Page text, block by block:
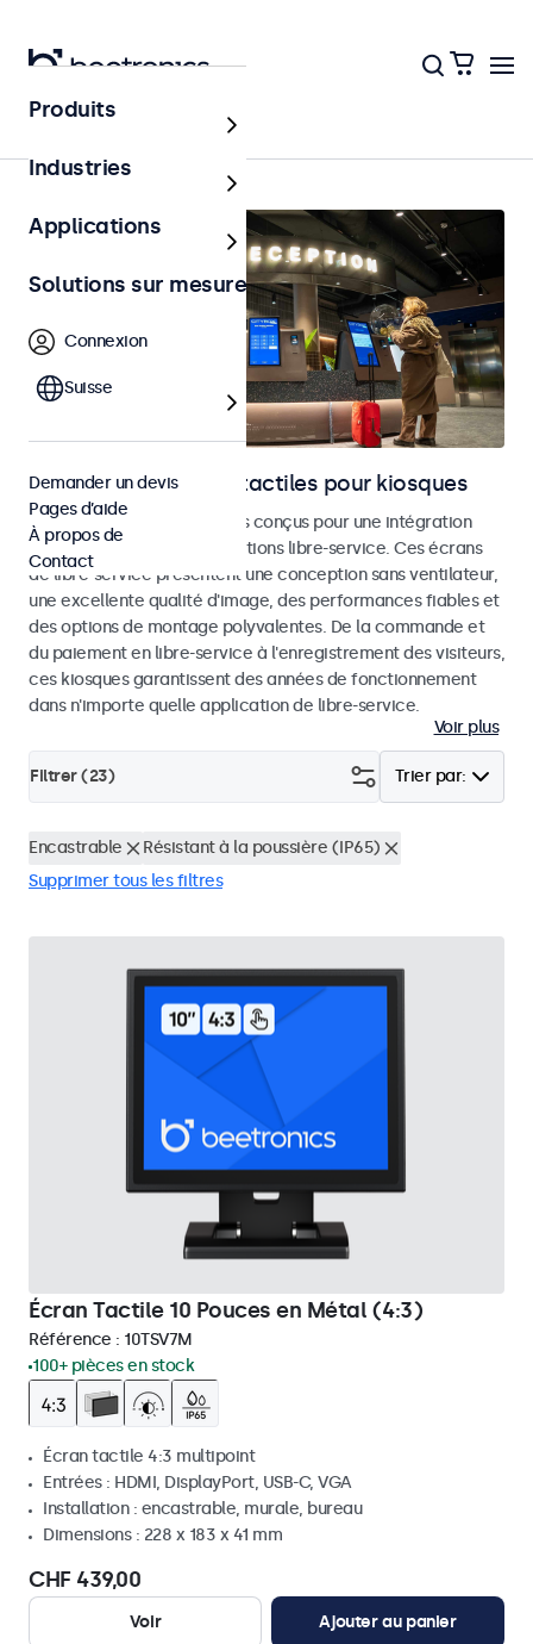
Accueil
Moniteurs et écrans tactiles pour kiosques
Moniteurs et écrans tactiles conçus pour une intégration
dans les kiosques et les solutions libre-service. Ces écrans
de libre-service présentent une conception sans ventilateur,
une excellente qualité d'image, des performances fiables et
des options de montage polyvalentes. De la commande et
du paiement en libre-service à l'enregistrement des visiteurs,
ces kiosques garantissent des années de fonctionnement
dans n'importe quelle application de libre-service.
Voir plus
Trier par:
Filtrer (23)
Encastrable
Résistant à la poussière (IP65)
Supprimer tous les filtres
Écran Tactile 10 Pouces en Métal (4:3)
Référence : 10TSV7M
100+ pièces en stock
Écran tactile 4:3 multipoint
Entrées : HDMI, DisplayPort, USB-C, VGA
Installation : encastrable, murale, bureau
Dimensions : 228 x 183 x 41 mm
CHF 439,00
Voir Ajouter au panier
Produits
Industries
Applications
Solutions sur mesure
Connexion
Suisse
Demander un devis
Pages d’aide
À propos de
Contact